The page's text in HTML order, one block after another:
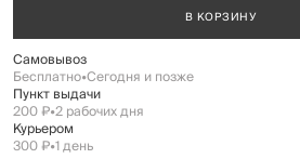
В КОРЗИНУ
Самовывоз
Бесплатно•Сегодня и позже
Пункт выдачи
200 ₽•2 рабочих дня
Курьером
300 ₽•1 день